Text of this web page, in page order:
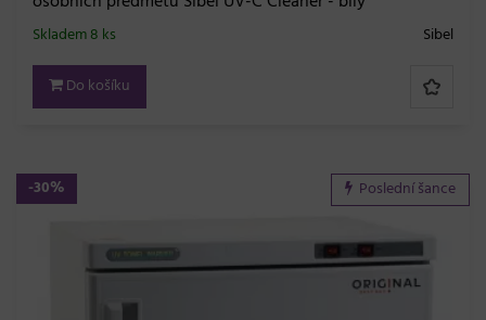
Sibel
Skladem 8 ks
Do košíku
-30% Poslední šance